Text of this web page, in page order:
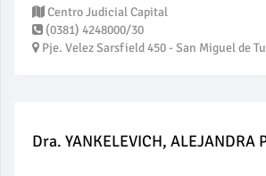
Centro Judicial Capital
(0381) 4248000/30
Pje. Velez Sarsfield 450 - San Miguel de
Dra. YANKELEVICH, ALEJANDRA